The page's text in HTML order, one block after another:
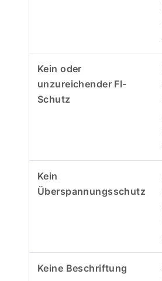
Kein oder
unzureichender FI-
Schutz
Kein
Überspannungsschutz
Keine Beschriftung